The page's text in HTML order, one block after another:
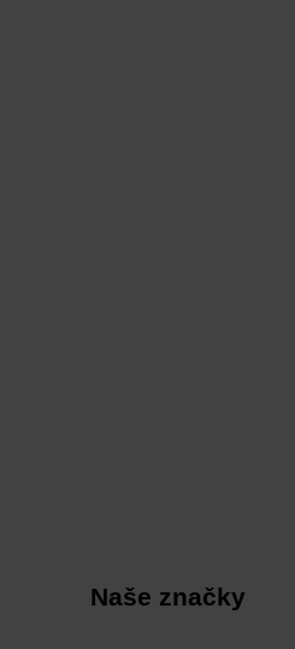
Naše značky